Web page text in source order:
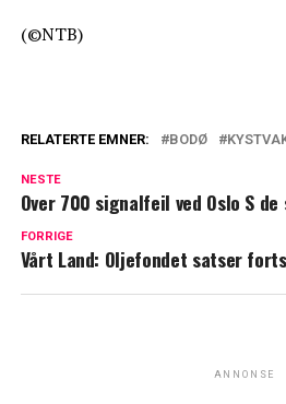
(©NTB)
RELATERTE EMNER: BODØ
NESTE
Over 700 signalfeil ved Oslo S
FORRIGE
Vårt Land: Oljefondet satser
ANNONSE